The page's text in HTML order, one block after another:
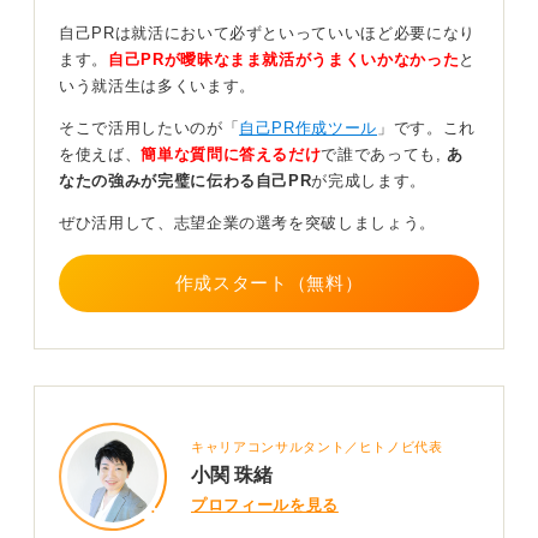
日系企業と外資系企業の評価の違いとしては、日系企業
では、海外事業部、貿易、技術営業などで重視され、英
語が必要な業務で即戦力と見なされます。
外資系企業では、TOEICスコアより英会話力・面接時の
対応を重視されます。それでもスコア900点は基礎力の
証明として強力なもので、ほかの応募者と比較すると差
そんなスコアをアピールする際には、「スコアを獲得し
た背景などの過去のできごとや英語をどう活かせるの
か」と採用担当者に安心感をもってもらうかなどを伝え
ょう。
0
自己PRは就活において必ずといっていいほど必要になり
ます。 自己PRが曖昧なまま就活がうまくいかなかった と
いう就活生は多くいます。
そこで活用したいのが「 自己PR作成ツール 」です。これ
を使えば、簡単な質問に答えるだけで誰であっても, あ
なたの強みが完璧に伝わる自己PRが完成します。
ぜひ活用して、志望企業の選考を突破しましょう。
作成スタート（無料）
キャリアコンサルタント／ヒトノビ代表
小関 珠緒
プロフィールを見る